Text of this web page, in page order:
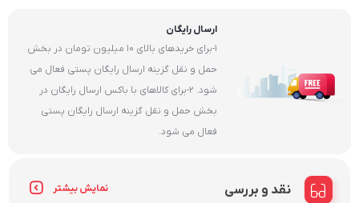
ارسال رایگان
1-برای خریدهای بالای 10 میلیون تومان در بخش
حمل و نقل گزینه ارسال رایگان پستی فعال می
شود. 2-برای کالاهای با باکس ارسال رایگان در
بخش حمل و نقل گزینه ارسال رایگان پستی
فعال می شود.
نقد و بررسی نمایش بیشتر